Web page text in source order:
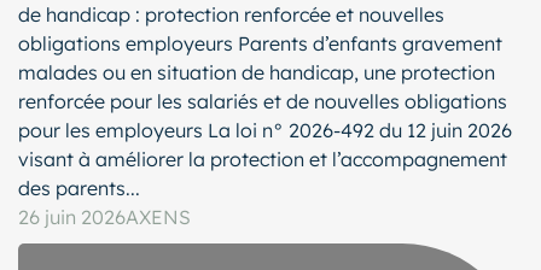
de handicap : protection renforcée et nouvelles
obligations employeurs Parents d’enfants gravement
malades ou en situation de handicap, une protection
renforcée pour les salariés et de nouvelles obligations
pour les employeurs La loi n° 2026-492 du 12 juin 2026
visant à améliorer la protection et l’accompagnement
des parents...
26 juin 2026AXENS